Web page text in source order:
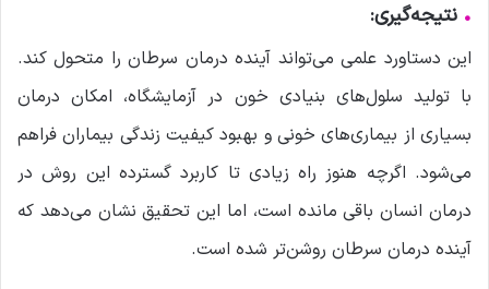
• نتیجه‌گیری:
این دستاورد علمی می‌تواند آینده درمان سرطان را متحول کند.
با تولید سلول‌های بنیادی خون در آزمایشگاه، امکان درمان
بسیاری از بیماری‌های خونی و بهبود کیفیت زندگی بیماران فراهم
می‌شود. اگرچه هنوز راه زیادی تا کاربرد گسترده این روش در
درمان انسان باقی مانده است، اما این تحقیق نشان می‌دهد که
آینده درمان سرطان روشن‌تر شده است.